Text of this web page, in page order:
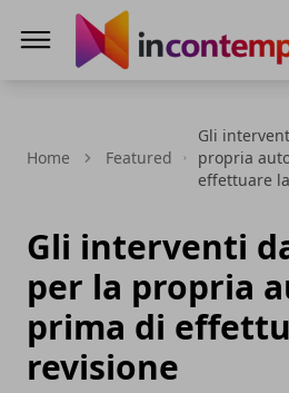
Home Featured
Gli
propria
effettuare
Gli interventi
per la propria
prima di
revisione